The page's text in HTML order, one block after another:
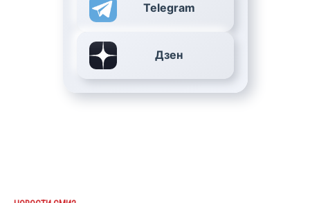
Telegram
Дзен